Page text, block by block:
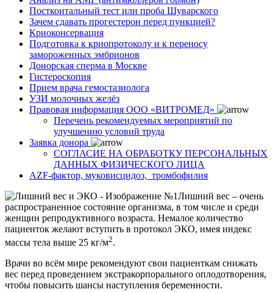
Посткоитальный тест или проба Шуварского
Зачем сдавать прогестерон перед пункцией?
Криоконсервация
Подготовка к криопротоколу и к переносу
замороженных эмбрионов
Донорская сперма в Москве
Гистероскопия
Прием врача гемостазиолога
УЗИ молочных желёз
Правовая информация ООО «ВИТРОМЕД»
Перечень рекомендуемых мероприятий по
улучшению условий труда
Заявка донора
СОГЛАСИЕ НА ОБРАБОТКУ ПЕРСОНАЛЬНЫХ
ДАННЫХ ФИЗИЧЕСКОГО ЛИЦА
AZF-фактор, муковисцидоз, тромбофилия
Лишний вес – очень
распространенное состояние организма, в том числе и среди
женщин репродуктивного возраста. Немалое количество
пациенток желают вступить в протокол ЭКО, имея индекс
массы тела выше 25 кг/м2.
Врачи во всём мире рекомендуют свои пациенткам снижать
вес перед проведением экстракорпорального оплодотворения,
чтобы повысить шансы наступления беременности.